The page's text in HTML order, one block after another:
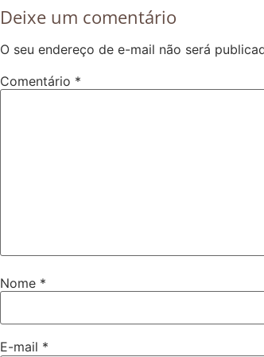
Deixe um comentário
O seu endereço de e-mail não será
Comentário *
Nome *
E-mail *